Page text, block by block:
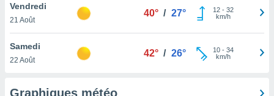
et que
Vendredi
21 Août
40° / 27° 12- 32
km/h
Samedi
22 Août
42° / 26° 10- 34
km/h
Graphiques météo